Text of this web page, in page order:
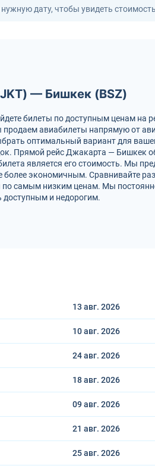
дату, чтобы увидеть стоимость
— Бишкек (BSZ)
билеты по доступным ценам на
авиабилеты напрямую от
оптимальный вариант для
Прямой рейс Джакарта — Бишкек
является его стоимость. Мы
экономичным. Сравнивайте
самым низким ценам. Мы
и недорогим.
13 авг. 2026
10 авг. 2026
24 авг. 2026
18 авг. 2026
09 авг. 2026
21 авг. 2026
25 авг. 2026